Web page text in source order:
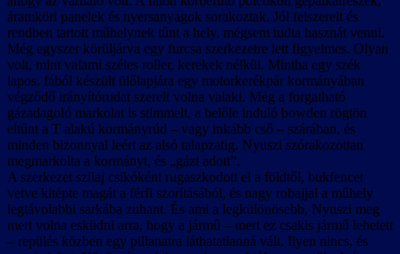
áramköri panelek és nyersanyagok sorakoztak. Jól felszerelt és
rendben tartott műhelynek tűnt a hely, mégsem tudta hasznát venni.
Még egyszer körüljárva egy furcsa szerkezetre lett figyelmes. Olyan
volt, mint valami széles roller, kerekek nélkül. Mintha egy szék
lapos, fából készült ülőlapjára egy motorkerékpár kormányában
végződő irányítórudat szerelt volna valaki. Még a forgatható
gázadagoló markolat is stimmelt, a belőle induló bowden rögtön
eltűnt a T alakú kormányrúd – vagy inkább cső – szárában, és
minden bizonnyal leért az alsó talapzatig. Nyuszi szórakozottan
megmarkolta a kormányt, és „gázt adott”.
A szerkezet szilaj csikóként rugaszkodott el a földtől, bukfencet
vetve kitépte magát a férfi szorításából, és nagy robajjal a műhely
legtávolabbi sarkába zuhant. És ami a legkülönösebb, Nyuszi meg
mert volna esküdni arra, hogy a jármű – mert ez csakis jármű lehetett
– repülés közben egy pillanatra láthatatlanná vált. Ilyen nincs, és